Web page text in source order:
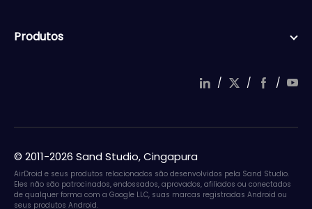
Produtos
/ / /
© 2011-2026 Sand Studio, Cingapura
AirDroid e seus produtos relacionados são desenvolvidos pela Sand Studio.
Eles não são patrocinados, endossados, aprovados, afiliados ou conectados
de qualquer forma com a Google LLC, suas marcas registradas Android ou
seus produtos Android.